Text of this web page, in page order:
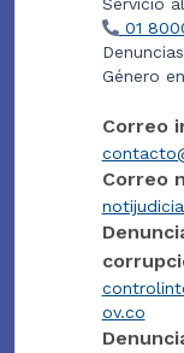
01
Género
Correo
Correo
ov.co